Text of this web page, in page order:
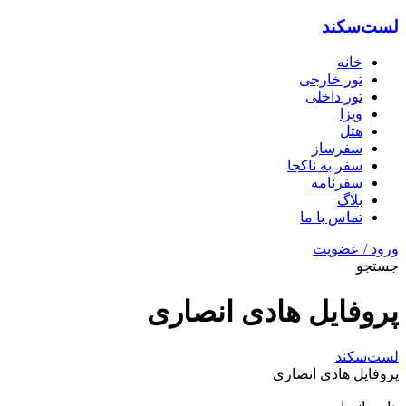
لست‌سکند
خانه
تور خارجی
تور داخلی
ویزا
هتل‌
سفرساز
سفر به ناکجا
سفرنامه
بلاگ
تماس با ما
ورود / عضویت
جستجو
پروفایل هادی انصاری
لست‌سکند
پروفایل هادی انصاری